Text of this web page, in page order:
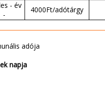
- év
-
4000Ft/adótárgy
adója
napja